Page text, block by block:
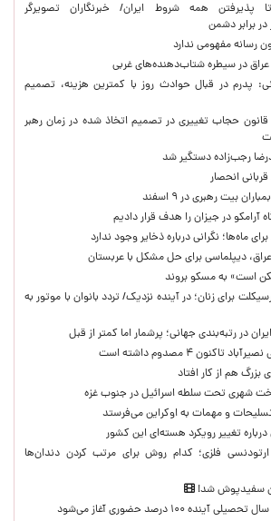
پذیرفتن همه شروط ایران/ خبرنگاران تصویرگر
برابر دشمن
رسانه مفهومی ندارد
عراق در سیطره شتاب‌دهنده‌‌های غربی
پدرم در قبال حوادث روز با کمترین هزینه، تصمیم
حجاب تغییری در تصمیم اتخاذ شده در زمان رهبر
رجب‌زاده دستگیر شد
انحصار
بیت رهبری در ۹ اسفند
آرامکو در جیزان را هدف قرار دادیم
ماه‌ها؛ نگرانی درباره ذخایر وجود ندارد
دیپلماسی برای حل مشکل با عربستان
است» به مسکو بروند
برای زنان؛ در آینده نزدیک/ تردد بانوان با موتور به‌
در رتبه‌بندی جهانی؛ پرشمار اما کمتر از قبل
۴ مصدوم داشته است
بزرگ هم از کار افتاد
شهری تحت سلطه اسرائیل در جنوب غزه
تسلیحات و مهمات به اوکراین می‌فرستد
تغییر رویکرد هسته‌ای این کشور
ارتودنسی فلزی؛ کدام روش برای مرتب کردن دندان‌ها
سفیدپوش شد!
۱۰۰ درصد حضوری آغاز می‌شود